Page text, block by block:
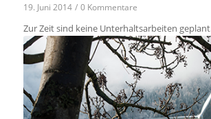
19. Juni 2014 / 0 Kommentare
Zur Zeit sind keine Unterhaltsarbeiten